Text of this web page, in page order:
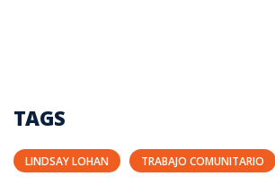
TAGS
LINDSAY LOHAN TRABAJO COMUNITARIO